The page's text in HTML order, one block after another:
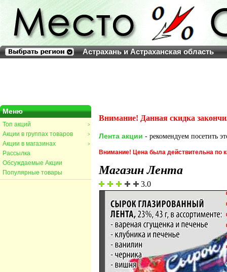
Астрахань и Астраханская область
Меню
>
Топ акций
>
Акции в группах товаров
>
Акции в магазинах
Рассылка
Обсуждаемые Акции
Популярные товары
Внимание! Данная скидка
Лента акции - рекомендуем посетить
Внимание! Цена была действительна по
Магазин Лента
3.0